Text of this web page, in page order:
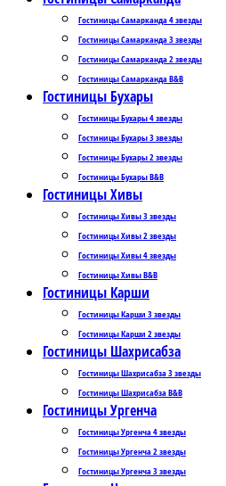
Гостиницы Самарканда 4 звезды
Гостиницы Самарканда 3 звезды
Гостиницы Самарканда 2 звезды
Гостиницы Самарканда B&B
Гостиницы Бухары
Гостиницы Бухары 4 звезды
Гостиницы Бухары 3 звезды
Гостиницы Бухары 2 звезды
Гостиницы Бухары B&B
Гостиницы Хивы
Гостиницы Хивы 3 звезды
Гостиницы Хивы 2 звезды
Гостиницы Хивы 4 звезды
Гостиницы Хивы B&B
Гостиницы Карши
Гостиницы Карши 3 звезды
Гостиницы Карши 2 звезды
Гостиницы Шахрисабза
Гостиницы Шахрисабза 3 звезды
Гостиницы Шахрисабза B&B
Гостиницы Ургенча
Гостиницы Ургенча 4 звезды
Гостиницы Ургенча 2 звезды
Гостиницы Ургенча 3 звезды